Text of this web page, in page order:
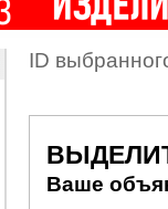
ID
Ваше